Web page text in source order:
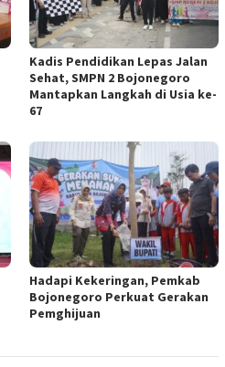
Kadis Pendidikan Lepas Jalan
Sehat, SMPN 2 Bojonegoro
Mantapkan Langkah di Usia ke-
67
Hadapi Kekeringan, Pemkab
Bojonegoro Perkuat Gerakan
Pemghijuan